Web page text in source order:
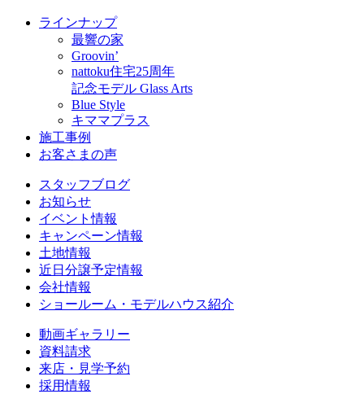
ラインナップ
最響の家
Groovin’
nattoku住宅25周年
記念モデル Glass Arts
Blue Style
キママプラス
施工事例
お客さまの声
スタッフブログ
お知らせ
イベント情報
キャンペーン情報
土地情報
近日分譲予定情報
会社情報
ショールーム・モデルハウス紹介
動画ギャラリー
資料請求
来店・見学予約
採用情報